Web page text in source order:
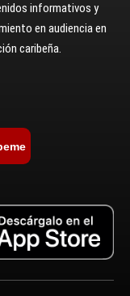
informativos y
en audiencia en
caribeña.